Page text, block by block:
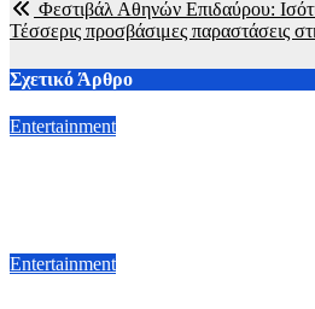
Φεστιβάλ Αθηνών Επιδαύρου:
Τέσσερις προσβάσιμες παραστάσεις
Σχετικό Άρθρο
Entertainment
Entertainment